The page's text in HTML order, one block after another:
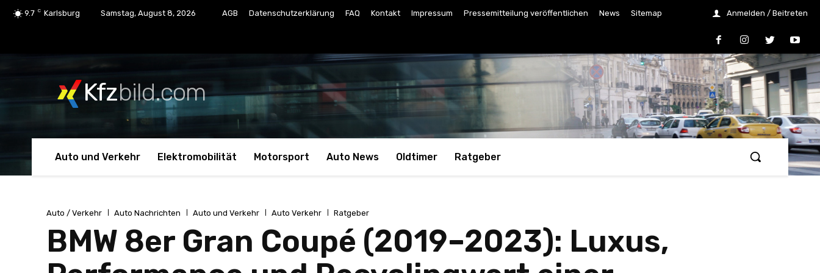
9.7 C Karlsburg Samstag, August 8, 2026 AGB Datenschutzerklärung FAQ Kontakt Impressum Pressemitteilung veröffentlichen News Sitemap Anmelden / Beitreten
Kfzbild.com
Auto und Verkehr Elektromobilität Motorsport Auto News Oldtimer Ratgeber
Auto / Verkehr Auto Nachrichten Auto und Verkehr Auto Verkehr Ratgeber
BMW 8er Gran Coupé (2019–2023): Luxus,